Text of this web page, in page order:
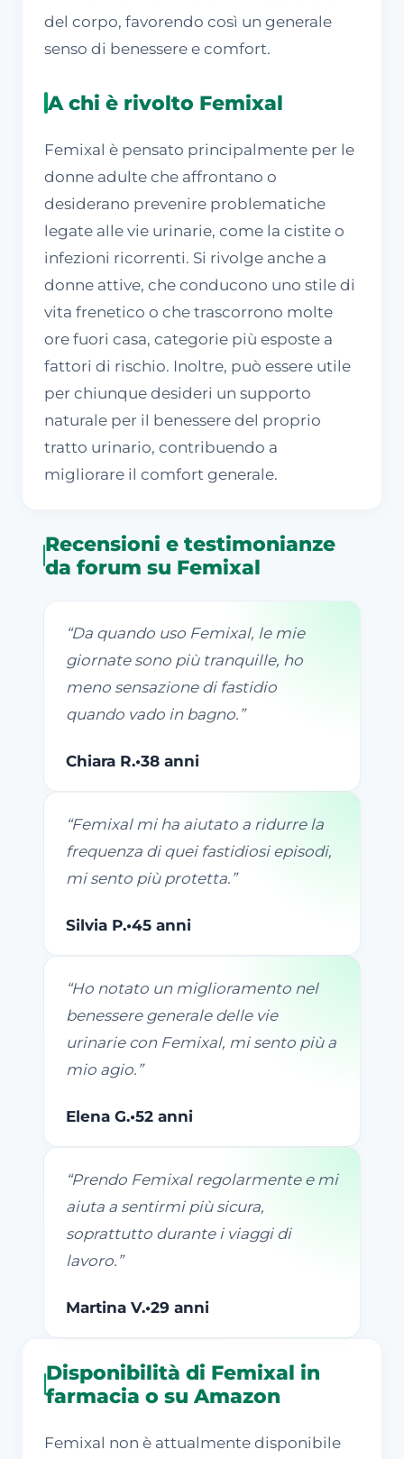
del corpo, favorendo così un generale
senso di benessere e comfort.
A chi è rivolto Femixal
Femixal è pensato principalmente per le
donne adulte che affrontano o
desiderano prevenire problematiche
legate alle vie urinarie, come la cistite o
infezioni ricorrenti. Si rivolge anche a
donne attive, che conducono uno stile di
vita frenetico o che trascorrono molte
ore fuori casa, categorie più esposte a
fattori di rischio. Inoltre, può essere utile
per chiunque desideri un supporto
naturale per il benessere del proprio
tratto urinario, contribuendo a
migliorare il comfort generale.
Recensioni e testimonianze
da forum su Femixal
“Da quando uso Femixal, le mie
giornate sono più tranquille, ho
meno sensazione di fastidio
quando vado in bagno. ”
Chiara R.•38 anni
“Femixal mi ha aiutato a ridurre la
frequenza di quei fastidiosi episodi,
mi sento più protetta. ”
Silvia P.•45 anni
“Ho notato un miglioramento nel
benessere generale delle vie
urinarie con Femixal, mi sento più a
mio agio. ”
Elena G.•52 anni
“Prendo Femixal regolarmente e mi
aiuta a sentirmi più sicura,
soprattutto durante i viaggi di
lavoro. ”
Martina V.•29 anni
Disponibilità di Femixal in
farmacia o su Amazon
Femixal non è attualmente disponibile